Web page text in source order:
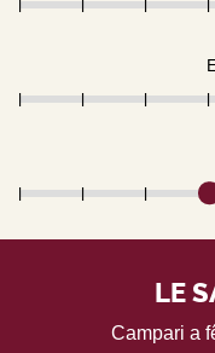
LE
Campari a